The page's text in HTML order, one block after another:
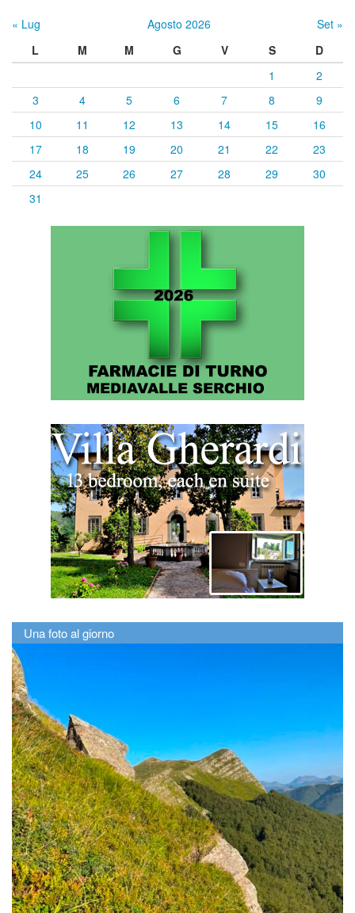
« Lug Agosto 2026
Set »
L
M M G V S
D
1
2
3
4 5 6 7 8
9
10
11 12 13 14 15
16
17
18 19 20 21 22
23
24
25 26 27 28 29
30
31
Una foto al giorno